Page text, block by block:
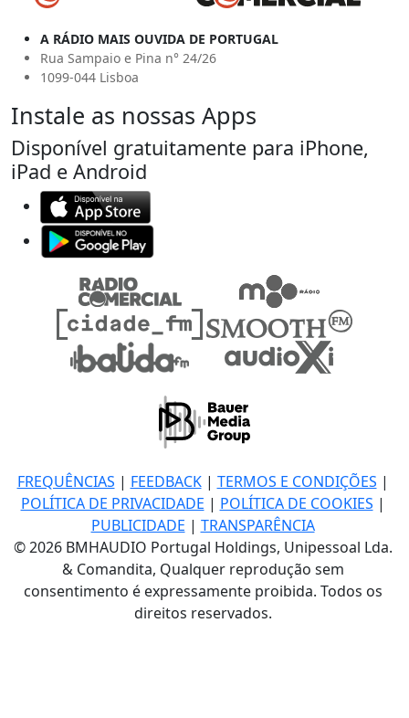
A RÁDIO MAIS OUVIDA DE PORTUGAL
Rua Sampaio e Pina n° 24/26
1099-044 Lisboa
Instale as nossas Apps
Disponível gratuitamente para iPhone,
iPad e Android
FREQUÊNCIAS | FEEDBACK| TERMOS E CONDIÇÕES |
POLÍTICA DE PRIVACIDADE | POLÍTICA DE COOKIES |
PUBLICIDADE | TRANSPARÊNCIA
© 2026 BMHAUDIO Portugal Holdings, Unipessoal Lda.
& Comandita, Qualquer reprodução sem
consentimento é expressamente proibida. Todos os
direitos reservados.